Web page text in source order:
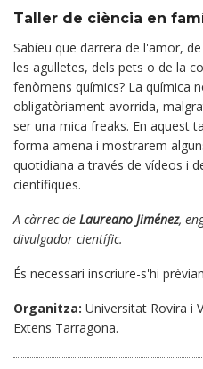
Taller de ciència en
Sabíeu que darrera de l'amor,
les agulletes, dels pets o de la
fenòmens químics? La química
obligatòriament avorrida,
ser una mica freaks. En aquest
forma amena i mostrarem
quotidiana a través de vídeos i
científiques.
A càrrec de Laureano Jiménez,
divulgador científic.
És necessari inscriure-s'hi
Organitza: Universitat Rovira i
Extens Tarragona.